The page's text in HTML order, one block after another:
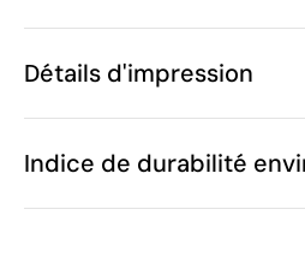
Caractéristiques
Code du produit
Poids
Matière
Détails d'impression
Indice de durabilité